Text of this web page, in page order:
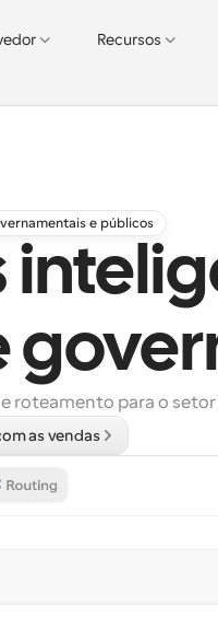
Recursos
e públicos
roteamento para o
as vendas